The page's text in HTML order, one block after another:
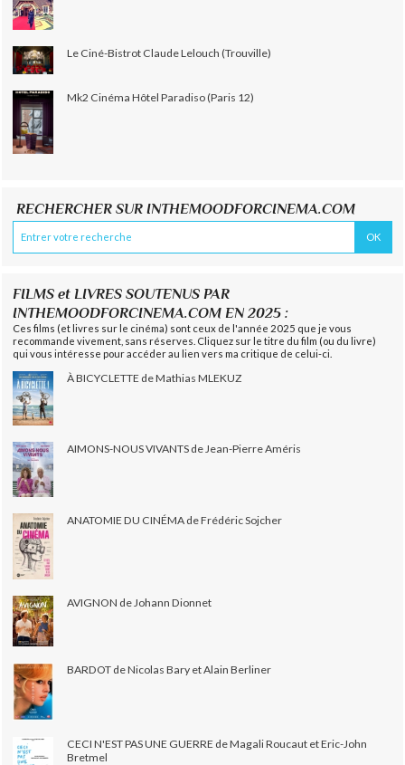
Le Ciné-Bistrot Claude Lelouch (Trouville)
Mk2 Cinéma Hôtel Paradiso (Paris 12)
RECHERCHER SUR INTHEMOODFORCINEMA.COM
FILMS et LIVRES SOUTENUS PAR
INTHEMOODFORCINEMA.COM EN 2025 :
Ces films (et livres sur le cinéma) sont ceux de l'année 2025 que je vous
recommande vivement, sans réserves. Cliquez sur le titre du film (ou du livre)
qui vous intéresse pour accéder au lien vers ma critique de celui-ci.
À BICYCLETTE de Mathias MLEKUZ
AIMONS-NOUS VIVANTS de Jean-Pierre Améris
ANATOMIE DU CINÉMA de Frédéric Sojcher
AVIGNON de Johann Dionnet
BARDOT de Nicolas Bary et Alain Berliner
CECI N'EST PAS UNE GUERRE de Magali Roucaut et Eric-John
Bretmel